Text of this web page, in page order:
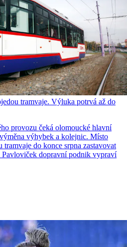
tramvaje. Výluka potrvá až do
provozu čeká olomoucké hlavní
výhybek a kolejnic. Místo
do konce srpna zastavovat
Pavloviček dopravní podnik vypraví